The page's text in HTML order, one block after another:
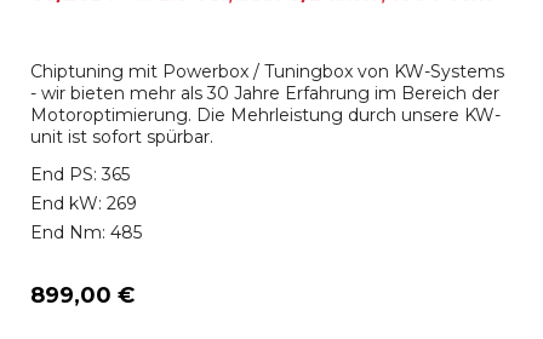
Chiptuning mit Powerbox / Tuningbox von KW-Systems
- wir bieten mehr als 30 Jahre Erfahrung im Bereich der
Motoroptimierung. Die Mehrleistung durch unsere KW-
unit ist sofort spürbar.
End PS: 365
End kW: 269
End Nm: 485
899,00 €